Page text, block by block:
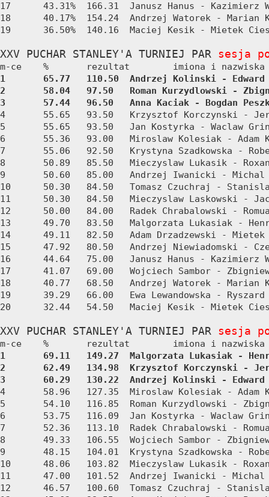
17	43.31%	166.31	Janusz Hanus - Kazimierz Wielgosz
18	40.17%	154.24	Andrzej Watorek - Marian Kaminski
19	36.50%	140.16	Maciej Kesik - Mietek Ciesielski
XXV PUCHAR STANLEY'A TURNIEJ PAR sesja
1	65.77	110.50	Andrzej Kolinski - Edward Wojtysiak
2	58.04	97.50	Roman Kurzydlowski - Zbigniew Pianka
3	57.44	96.50	Anna Kaciak - Bogdan
4	55.65	93.50	Krzysztof Korczynski - Jerzy Goral
5	55.65	93.50	Jan Kostyrka - Waclaw Grin
6	55.36	93.00	Miroslaw Kolesiak - Adam Kohut
7	55.06	92.50	Krystyna Szadkowska - Robert Szczurek
8	50.89	85.50	Mieczyslaw Lukasik - Roxana Piotrowicz
9	50.60	85.00	Andrzej Iwanicki - Michal Omielski
10	50.30	84.50	Tomasz Czuchraj - Stanislaw Golec
11	50.30	84.50	Mieczyslaw Laskowski - Jacek Karlowski
12	50.00	84.00	Radek Chrabalowski - Romuald Mindak
13	49.70	83.50	Malgorzata Lukasiak - Henryk Nowak
14	49.11	82.50	Adam Drzadzewski - Mietek Przepiorka
15	47.92	80.50	Andrzej Niewiadomski - Czeslaw Kepa
16	44.64	75.00	Janusz Hanus - Kazimierz Wielgosz
17	41.07	69.00	Wojciech Sambor - Zbigniew Sekula
18	40.77	68.50	Andrzej Watorek - Marian Kaminski
19	39.29	66.00	Ewa Lewandowska - Ryszard Lewandowski
20	32.44	54.50	Maciej Kesik - Mietek Ciesielski
XXV PUCHAR STANLEY'A TURNIEJ PAR sesja
1	69.11	149.27	Malgorzata Lukasiak - Henryk Nowak
2	62.49	134.98	Krzysztof Korczynski - Jerzy Goral
3	60.29	130.22	Andrzej Kolinski -
4	58.96	127.35	Miroslaw Kolesiak - Adam Kohut
5	54.10	116.85	Roman Kurzydlowski - Zbigniew Pianka
6	53.75	116.09	Jan Kostyrka - Waclaw Grin
7	52.36	113.10	Radek Chrabalowski - Romuald Mindak
8	49.33	106.55	Wojciech Sambor - Zbigniew Sekula
9	48.15	104.01	Krystyna Szadkowska - Robert Szczurek
10	48.06	103.82	Mieczyslaw Lukasik - Roxana Piotrowicz
11	47.00	101.52	Andrzej Iwanicki - Michal Omielski
12	46.57	100.60	Tomasz Czuchraj - Stanislaw Golec